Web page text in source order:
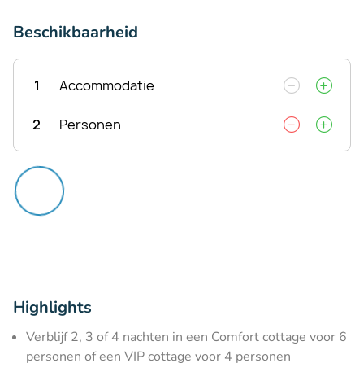
Beschikbaarheid
1 Accommodatie
2 Personen
Highlights
Verblijf 2, 3 of 4 nachten in een Comfort cottage voor 6
personen of een VIP cottage voor 4 personen